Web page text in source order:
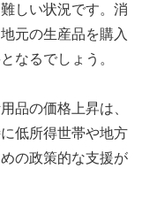
しい状況です。消
元の生産品を購入
なるでしょう。
品の価格上昇は、
低所得世帯や地方
の政策的な支援が